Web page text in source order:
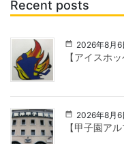
Recent posts
2026年8月6
【アイスホ
2026年8月6
【甲子園ア